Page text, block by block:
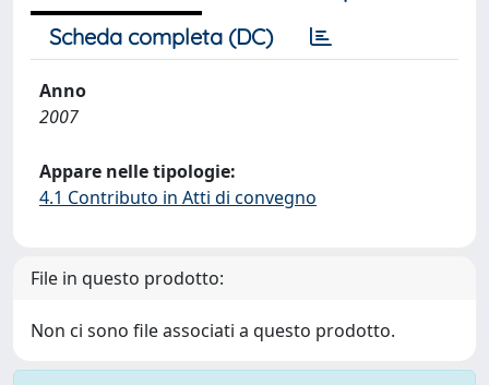
Scheda completa (DC)
Anno
2007
Appare nelle tipologie:
4.1 Contributo in Atti di convegno
File in questo prodotto:
Non ci sono file associati a questo prodotto.